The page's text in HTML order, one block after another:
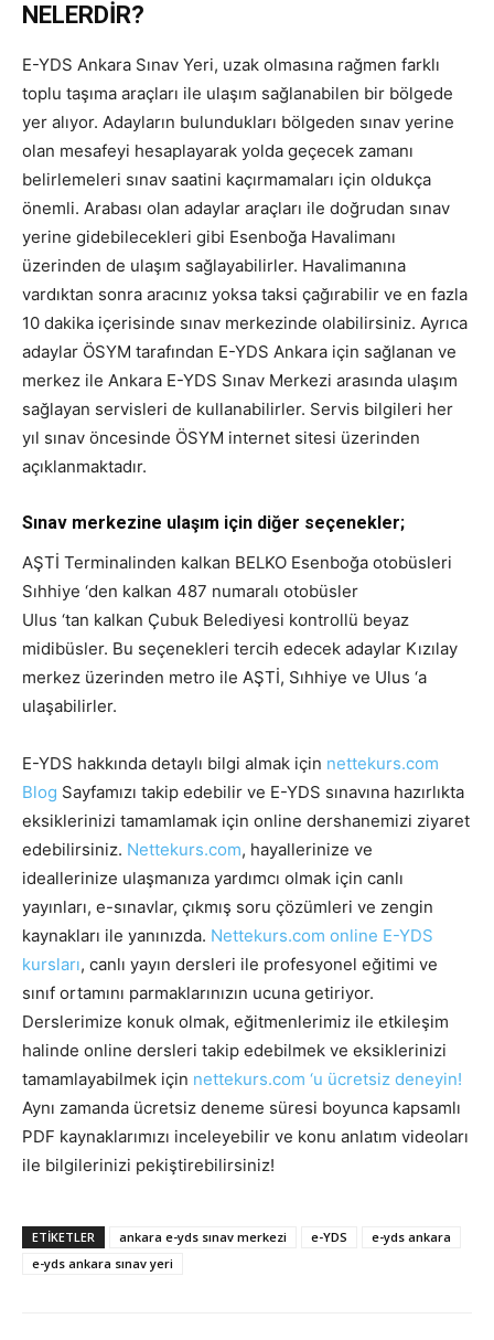
NELERDİR?
E-YDS Ankara Sınav Yeri, uzak olmasına rağmen farklı
toplu taşıma araçları ile ulaşım sağlanabilen bir bölgede
yer alıyor. Adayların bulundukları bölgeden sınav yerine
olan mesafeyi hesaplayarak yolda geçecek zamanı
belirlemeleri sınav saatini kaçırmamaları için oldukça
önemli. Arabası olan adaylar araçları ile doğrudan sınav
yerine gidebilecekleri gibi Esenboğa Havalimanı
üzerinden de ulaşım sağlayabilirler. Havalimanına
vardıktan sonra aracınız yoksa taksi çağırabilir ve en fazla
10 dakika içerisinde sınav merkezinde olabilirsiniz. Ayrıca
adaylar ÖSYM tarafından E-YDS Ankara için sağlanan ve
merkez ile Ankara E-YDS Sınav Merkezi arasında ulaşım
sağlayan servisleri de kullanabilirler. Servis bilgileri her
yıl sınav öncesinde ÖSYM internet sitesi üzerinden
açıklanmaktadır.
Sınav merkezine ulaşım için diğer seçenekler;
AŞTİ Terminalinden kalkan BELKO Esenboğa otobüsleri
Sıhhiye ‘den kalkan 487 numaralı otobüsler
Ulus ‘tan kalkan Çubuk Belediyesi kontrollü beyaz
midibüsler. Bu seçenekleri tercih edecek adaylar Kızılay
merkez üzerinden metro ile AŞTİ, Sıhhiye ve Ulus ‘a
ulaşabilirler.
E-YDS hakkında detaylı bilgi almak için nettekurs.com
Blog Sayfamızı takip edebilir ve E-YDS sınavına hazırlıkta
eksiklerinizi tamamlamak için online dershanemizi ziyaret
edebilirsiniz. Nettekurs.com, hayallerinize ve
ideallerinize ulaşmanıza yardımcı olmak için canlı
yayınları, e-sınavlar, çıkmış soru çözümleri ve zengin
kaynakları ile yanınızda. Nettekurs.com online E-YDS
kursları, canlı yayın dersleri ile profesyonel eğitimi ve
sınıf ortamını parmaklarınızın ucuna getiriyor.
Derslerimize konuk olmak, eğitmenlerimiz ile etkileşim
halinde online dersleri takip edebilmek ve eksiklerinizi
tamamlayabilmek için nettekurs.com ‘u ücretsiz deneyin!
Aynı zamanda ücretsiz deneme süresi boyunca kapsamlı
PDF kaynaklarımızı inceleyebilir ve konu anlatım videoları
ile bilgilerinizi pekiştirebilirsiniz!
ETIKETLER ankara e-yds sınav merkezi e-YDS
e-yds ankara
e-yds ankara sınav yeri